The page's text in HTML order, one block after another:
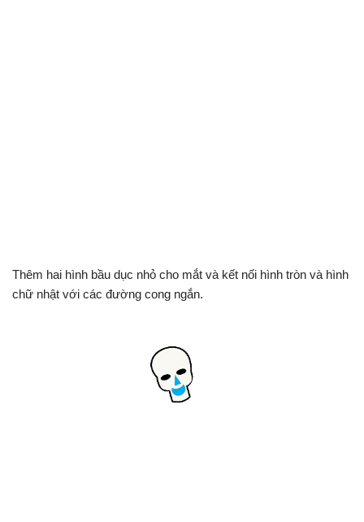
Thêm hai hình bầu dục nhỏ cho mắt và kết nối hình tròn và hình
chữ nhật với các đường cong ngắn.